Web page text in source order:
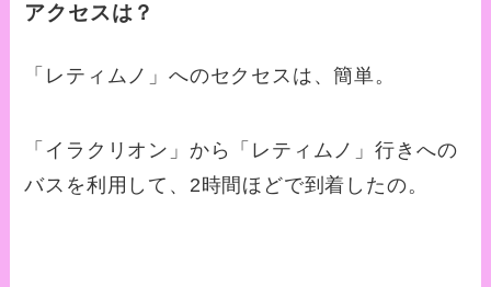
アクセスは？
「レティムノ」へのセクセスは、簡単。
「イラクリオン」から「レティムノ」行きへの
バスを利用して、2時間ほどで到着したの。